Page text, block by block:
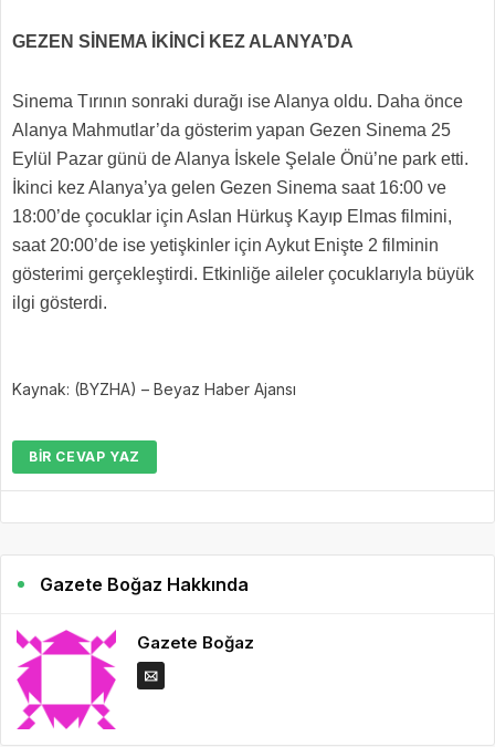
GEZEN SİNEMA İKİNCİ KEZ ALANYA’DA
Sinema Tırının sonraki durağı ise Alanya oldu. Daha önce
Alanya Mahmutlar’da gösterim yapan Gezen Sinema 25
Eylül Pazar günü de Alanya İskele Şelale Önü’ne park etti.
İkinci kez Alanya’ya gelen Gezen Sinema saat 16:00 ve
18:00’de çocuklar için Aslan Hürkuş Kayıp Elmas filmini,
saat 20:00’de ise yetişkinler için Aykut Enişte 2 filminin
gösterimi gerçekleştirdi. Etkinliğe aileler çocuklarıyla büyük
ilgi gösterdi.
Kaynak: (BYZHA) – Beyaz Haber Ajansı
BIR CEVAP YAZ
Gazete Boğaz Hakkında
Gazete Boğaz